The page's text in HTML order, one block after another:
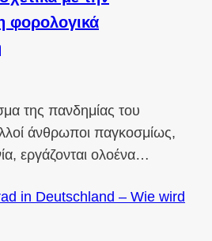
φορολογικά
της πανδημίας του
άνθρωποι παγκοσμίως,
εργάζονται ολοένα…